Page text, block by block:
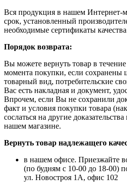
Вся продукция в нашем Интернет-
срок, установленный
необходимые сертификаты
Порядок возврата:
Вы можете вернуть товар в
момента покупки, если сохранены
товарный вид, потребительские
Вас есть накладная и документ,
Впрочем, если Вы не сохранили
факт и условия покупки товара
сослаться на другие
нашем магазине.
Вернуть товар надлежащего
в нашем офисе. Приезжайте
(по будням с 10-00 до 18-00)
ул. Новостроя 1А, офис 102